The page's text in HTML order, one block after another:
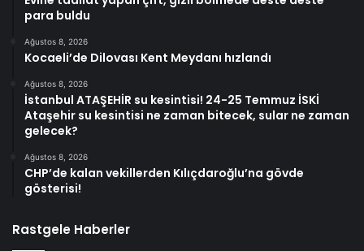
para buldu
Ağustos 8, 2026
Kocaeli’de Dilovası Kent Meydanı hızlandı
Ağustos 8, 2026
İstanbul ATAŞEHİR su kesintisi! 24-25 Temmuz İSKİ
Ataşehir su kesintisi ne zaman bitecek, sular ne zaman
gelecek?
Ağustos 8, 2026
CHP’de kalan vekillerden Kılıçdaroğlu’na gövde
gösterisi!
Rastgele Haberler